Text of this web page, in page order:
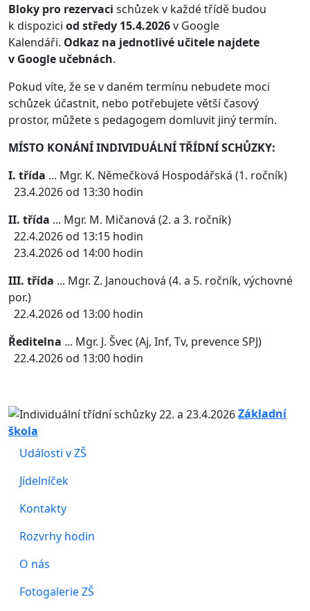
Bloky pro rezervaci schůzek v každé třídě budou
k dispozici od středy 15.4.2026v Google
Kalendáři. Odkaz na jednotlivé učitele najdete
v Google učebnách.
Pokud víte, že se v daném termínu nebudete moci
schůzek účastnit, nebo potřebujete větší časový
prostor, můžete s pedagogem domluvit jiný termín.
MÍSTO KONÁNÍ INDIVIDUÁLNÍ TŘÍDNÍ SCHŮZKY:
I. třída ... Mgr. K. Němečková Hospodářská (1. ročník)
23.4.2026 od 13:30 hodin
II. třída ... Mgr. M. Mičanová (2. a 3. ročník)
22.4.2026 od 13:15 hodin
23.4.2026 od 14:00 hodin
III. třída ... Mgr. Z. Janouchová (4. a 5. ročník, výchovné
por.)
22.4.2026 od 13:00 hodin
Ředitelna ... Mgr. J. Švec (Aj, Inf, Tv, prevence SPJ)
22.4.2026 od 13:00 hodin
Základní
škola
Události v ZŠ
Jídelníček
Kontakty
Rozvrhy hodin
O nás
Fotogalerie ZŠ